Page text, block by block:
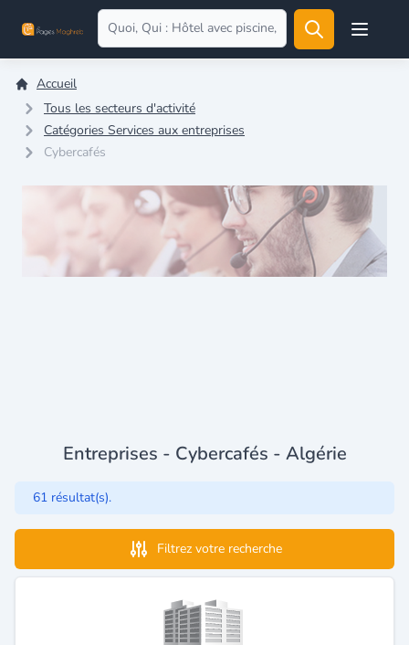
Open
Accueil
Tous les secteurs d'activité
Catégories Services aux entreprises
Cybercafés
Entreprises - Cybercafés - Algérie
61 résultat(s).
Filtrez votre recherche